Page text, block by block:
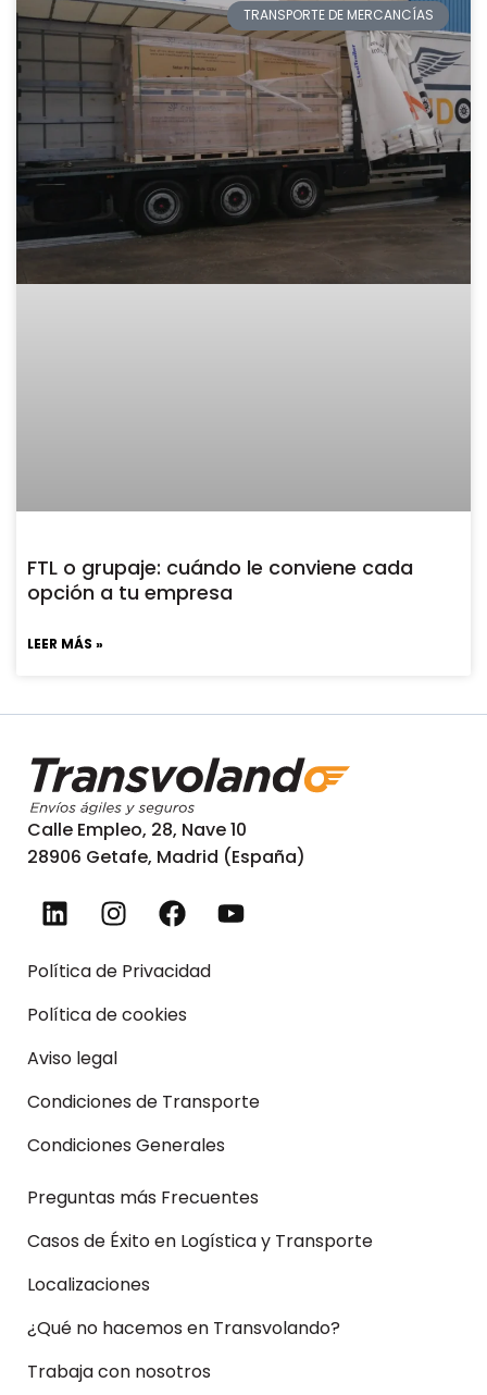
TRANSPORTE DE MERCANCÍAS
FTL o grupaje: cuándo le conviene cada
opción a tu empresa
LEER MÁS »
Calle Empleo, 28, Nave 10
28906 Getafe, Madrid (España)
Política de Privacidad
Política de cookies
Aviso legal
Condiciones de Transporte
Condiciones Generales
Preguntas más Frecuentes
Casos de Éxito en Logística y Transporte
Localizaciones
¿Qué no hacemos en Transvolando?
Trabaja con nosotros